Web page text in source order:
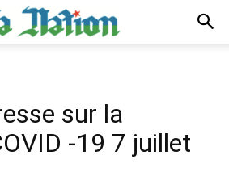
sur la
-19 7 juillet